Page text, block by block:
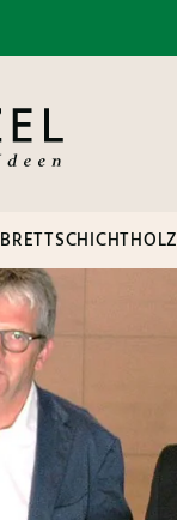
BRETTSCHICHTHOLZ